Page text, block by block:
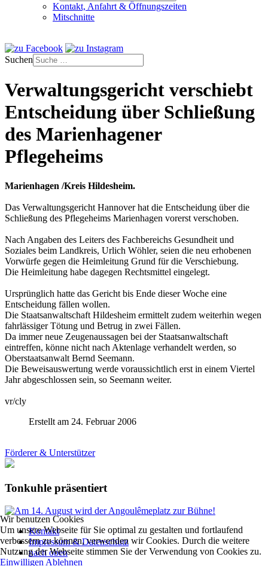
Kontakt, Anfahrt & Öffnungszeiten
Mitschnitte
Suchen
Verwaltungsgericht verschiebt
Entscheidung über Schließung
des Marienhagener
Pflegeheims
Marienhagen /Kreis Hildesheim.
Das Verwaltungsgericht Hannover hat die Entscheidung über die
Schließung des Pflegeheims Marienhagen vorerst verschoben.
Nach Angaben des Leiters des Fachbereichs Gesundheit und
Soziales beim Landkreis, Urlich Wöhler, seien die neu erhobenen
Vorwürfe gegen die Heimleitung Grund für die Verschiebung.
Die Heimleitung habe dagegen Rechtsmittel eingelegt.
Ursprünglich hatte das Gericht bis Ende dieser Woche eine
Entscheidung fällen wollen.
Die Staatsanwaltschaft Hildesheim ermittelt zudem weiterhin wegen
fahrlässiger Tötung und Betrug in zwei Fällen.
Da immer neue Zeugenaussagen bei der Staatsanwaltschaft
eintreffen, könne nicht nach Aktenlage verhandelt werden, so
Oberstaatsanwalt Bernd Seemann.
Die Beweisauswertung werde voraussichtlich erst in einem Viertel
Jahr abgeschlossen sein, so Seemann weiter.
vr/cly
Erstellt am 24. Februar 2006
Förderer & Unterstützer
Tonkuhle präsentiert
Kontakt
Impressum & Datenschutz
nach oben
Wir benutzen Cookies
Um unsere Webseite für Sie optimal zu gestalten und fortlaufend
verbessern zu können, verwenden wir Cookies. Durch die weitere
Nutzung der Webseite stimmen Sie der Verwendung von Cookies zu.
Einwilligen Ablehnen